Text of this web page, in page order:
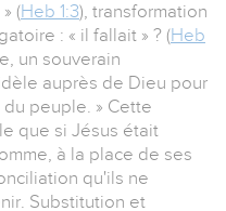
(Heb 1:3), transformation
: « il fallait » ? (Heb
un souverain
auprès de Dieu pour
peuple. » Cette
que si Jésus était
à la place de ses
qu'ils ne
Substitution et